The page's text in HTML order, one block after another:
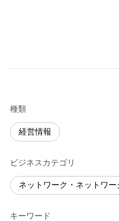
種類
経営情報
ビジネスカテゴリ
ネットワーク・ネットワー
キーワード